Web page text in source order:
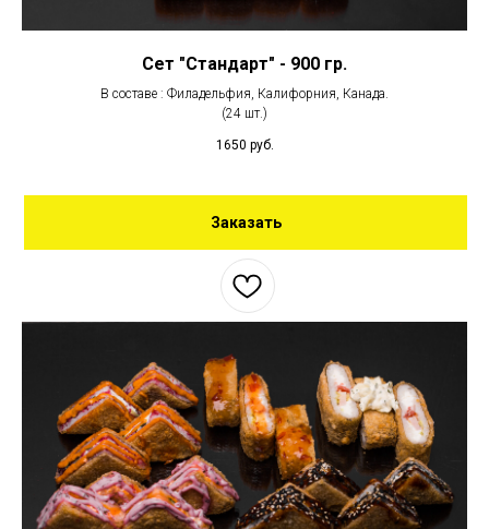
Сет "Стандарт" - 900 гр.
В составе : Филадельфия, Калифорния, Канада.
(24 шт.)
1650 руб.
Заказать